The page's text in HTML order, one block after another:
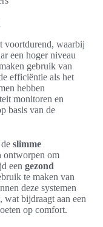
voortdurend, waarbij
een hoger niveau
gebruik van
efficiëntie als het
hebben
monitoren en
basis van de
slimme
ontworpen om
een gezond
te maken van
deze systemen
bijdraagt aan een
op comfort.